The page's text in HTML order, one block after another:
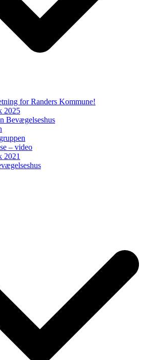
for Randers Kommune!
2025
Bevægelseshus
– video
2021